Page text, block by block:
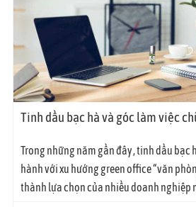
Tinh dầu bạc hà và góc làm việc
Trong những năm gần đây , tinh dầu bạc
hành với xu hướng green office “văn
thành lựa chọn của nhiều doanh nghiệp